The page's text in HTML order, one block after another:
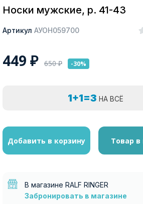
Носки мужские, р. 41-43
Артикул АУОН059700
449 ₽ 650₽ -30%
1+1=3 НА ВСЁ
Добавить в корзину Товар в
В магазине RALF RINGER
Забронировать в магазине